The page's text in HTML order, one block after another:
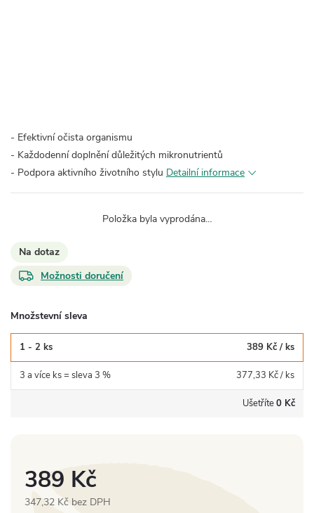
- Efektivní očista organismu
- Každodenní doplnění důležitých mikronutrientů
- Podpora aktivního životního stylu Detailní informace
Položka byla vyprodána…
Na dotaz
Možnosti doručení
Množstevní sleva
1 - 2 ks 389 Kč / ks
3 a více ks = sleva 3 % 377,33 Kč/ ks
Ušetříte0 Kč
389 Kč
347,32 Kč bez DPH